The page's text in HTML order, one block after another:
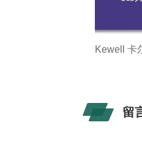
Kewell 卡
留